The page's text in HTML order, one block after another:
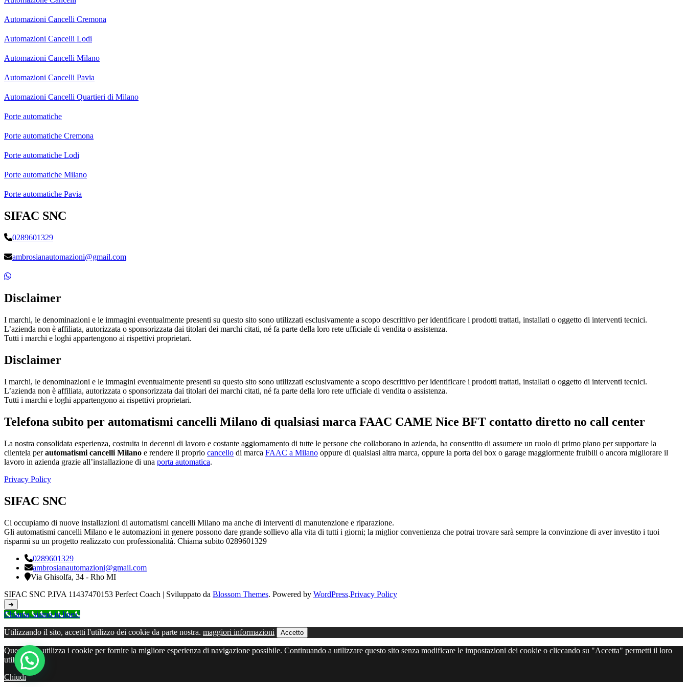
Automazioni Cancelli Cremona
Automazioni Cancelli Lodi
Automazioni Cancelli Milano
Automazioni Cancelli Pavia
Automazioni Cancelli Quartieri di Milano
Porte automatiche
Porte automatiche Cremona
Porte automatiche Lodi
Porte automatiche Milano
Porte automatiche Pavia
SIFAC SNC
0289601329
ambrosianautomazioni@gmail.com
Disclaimer
I marchi, le denominazioni e le immagini eventualmente presenti su questo sito sono utilizzati esclusivamente a scopo descrittivo per identificare i prodotti trattati, installati o oggetto di interventi tecnici.
L’azienda non è affiliata, autorizzata o sponsorizzata dai titolari dei marchi citati, né fa parte della loro rete ufficiale di vendita o assistenza.
Tutti i marchi e loghi appartengono ai rispettivi proprietari.
Disclaimer
I marchi, le denominazioni e le immagini eventualmente presenti su questo sito sono utilizzati esclusivamente a scopo descrittivo per identificare i prodotti trattati, installati o oggetto di interventi tecnici.
L’azienda non è affiliata, autorizzata o sponsorizzata dai titolari dei marchi citati, né fa parte della loro rete ufficiale di vendita o assistenza.
Tutti i marchi e loghi appartengono ai rispettivi proprietari.
Telefona subito per automatismi cancelli Milano di qualsiasi marca FAAC CAME Nice BFT contatto diretto no call center
La nostra consolidata esperienza, costruita in decenni di lavoro e costante aggiornamento di tutte le persone che collaborano in azienda, ha consentito di assumere un ruolo di primo piano per supportare la
clientela perautomatismi cancelli Milano e rendere il proprio cancello di marca FAAC a Milano oppure di qualsiasi altra marca, oppure la porta del box o garage maggiormente fruibili o ancora migliorare il
lavoro in azienda grazie all’installazione di una porta automatica.
Privacy Policy
SIFAC SNC
Ci occupiamo di nuove installazioni di automatismi cancelli Milano ma anche di interventi di manutenzione e riparazione.
Gli automatismi cancelli Milano e le automazioni in genere possono dare grande sollievo alla vita di tutti i giorni; la miglior convenienza che potrai trovare sarà sempre la convinzione di aver investito i tuoi
risparmi su un progetto realizzato con professionalità. Chiama subito 0289601329
0289601329
ambrosianautomazioni@gmail.com
Via Ghisolfa, 34 - Rho MI
SIFAC SNC P.IVA 11437470153 Perfect Coach | Sviluppato da Blossom Themes. Powered by WordPress.Privacy Policy
➜
Chiama, siamo in linea!
Utilizzando il sito, accetti l'utilizzo dei cookie da parte nostra. maggiori informazioni Accetto
Questo sito utilizza i cookie per fornire la migliore esperienza di navigazione possibile. Continuando a utilizzare questo sito senza modificare le impostazioni dei cookie o cliccando su "Accetta" permetti il loro
utilizzo.
Chiudi